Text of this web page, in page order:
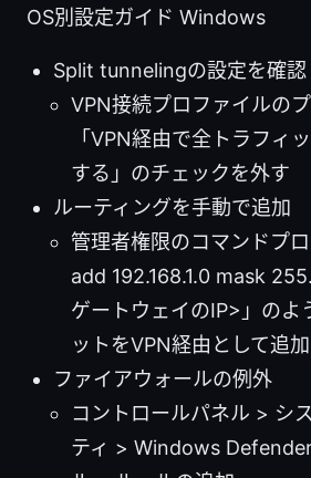
OS別設定ガイド Windows
Split tunnelingの設定を確認
VPN接続プロファイルの
「VPN経由で全トラフィ
する」のチェックを外す
ルーティングを手動で追加
管理者権限のコマンドプ
add 192.168.1.0 mask
ゲートウェイのIP>」のよ
ットをVPN経由として追加
ファイアウォールの例外
コントロールパネル > シ
ティ > Windows